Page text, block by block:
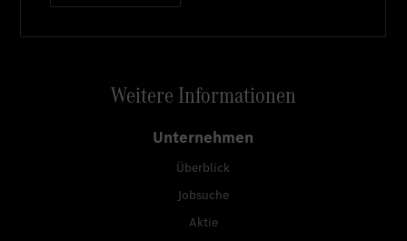
Weitere Informationen
Unternehmen
Überblick
Jobsuche
Aktie